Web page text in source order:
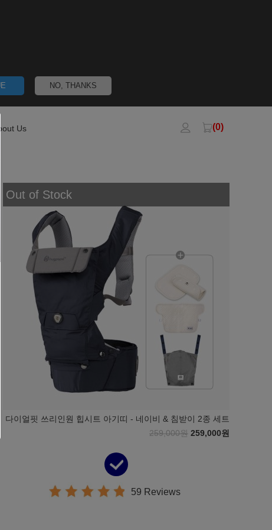
NO, THANKS
Us (0)
Out of Stock
다이얼핏 쓰리인원 힙시트 아기띠 - 네이비 & 침받이 2종 세트
259,000원 259,000원
59 Reviews